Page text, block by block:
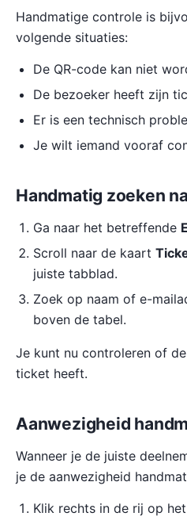
Handmatige controle is
volgende situaties:
De QR-code kan niet
De bezoeker heeft zijn
Er is een technisch
Je wilt iemand vooraf
Handmatig zoeken
Ga naar het betreffende
Scroll naar de kaart
juiste tabblad.
Zoek op naam of e-
boven de tabel.
Je kunt nu controleren of
ticket heeft.
Aanwezigheid
Wanneer je de juiste
je de aanwezigheid
Klik rechts in de rij op het